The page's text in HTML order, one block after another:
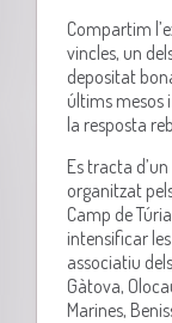
Compartim
vincles, un
depositat
últims mesos
la resposta
Es tracta
organitzat
Camp de
intensificar
associatiu
Gàtova,
Marines,